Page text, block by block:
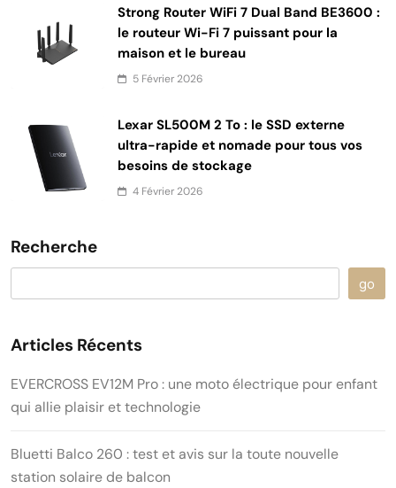
Strong Router WiFi 7 Dual Band BE3600 :
le routeur Wi-Fi 7 puissant pour la
maison et le bureau
5 Février 2026
Lexar SL500M 2 To : le SSD externe
ultra-rapide et nomade pour tous vos
besoins de stockage
4 Février 2026
Recherche
go
Articles Récents
EVERCROSS EV12M Pro : une moto électrique pour enfant
qui allie plaisir et technologie
Bluetti Balco 260 : test et avis sur la toute nouvelle
station solaire de balcon